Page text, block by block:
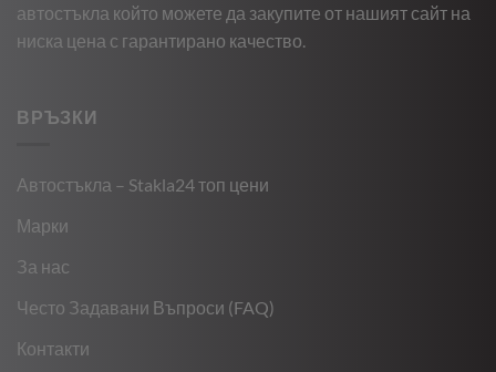
автостъкла който можете да закупите от нашият сайт на
ниска цена с гарантирано качество.
ВРЪЗКИ
Автостъкла – Stakla24 топ цени
Марки
За нас
Често Задавани Въпроси (FAQ)
Контакти